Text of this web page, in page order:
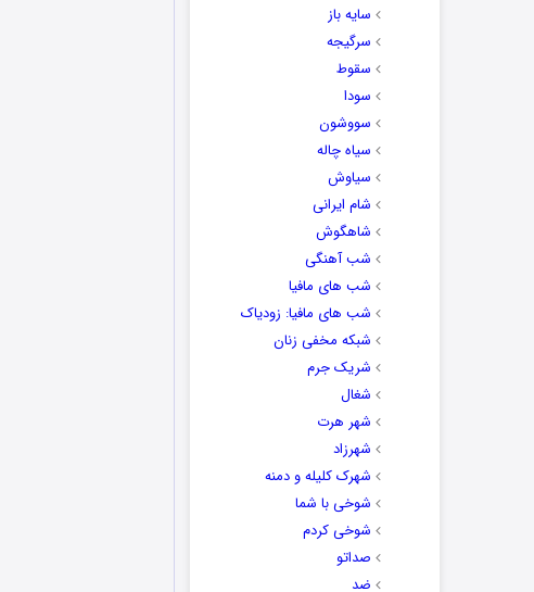
سایه باز
سرگیجه
سقوط
سودا
سووشون
سیاه چاله
سیاوش
شام ایرانی
شاهگوش
شب آهنگی
شب های مافیا
شب های مافیا: زودیاک
شبکه مخفی زنان
شریک جرم
شغال
شهر هرت
شهرزاد
شهرک کلیله و دمنه
شوخی با شما
شوخی کردم
صداتو
ضد